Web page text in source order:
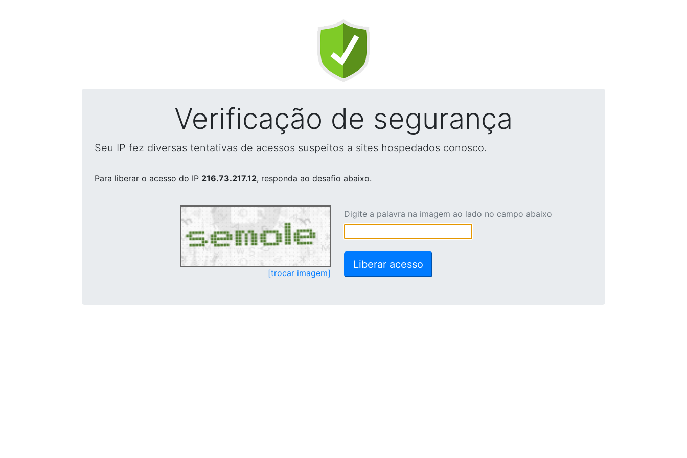
Verificação de segurança
Seu IP fez diversas tentativas de acessos suspeitos a sites hospedados conosco.
Para liberar o acesso do IP 216.73.217.12, responda ao desafio abaixo.
[trocar imagem]
Digite a palavra na imagem ao lado no campo abaixo